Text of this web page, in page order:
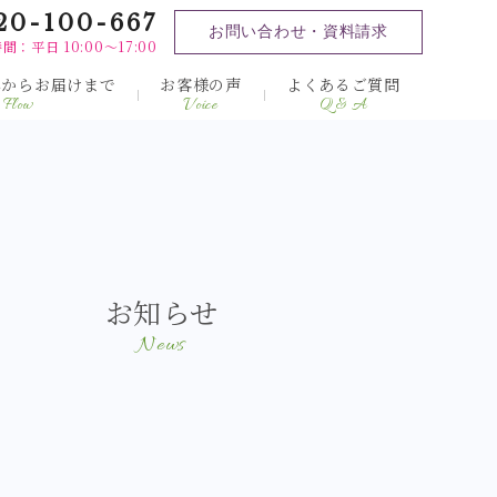
100-667
間：平日 10:00～17:00
お問い合わせ・資料請求
らお届けまで
Flow
お客様の声
Voice
よくあるご質問
Q & A
お知らせ
News